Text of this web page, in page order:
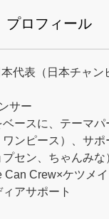
プロフィール
代表（日本チャン
サー
ースに、テーマ
ンピース）、サポ
セン、ちゃんみ
Crew×ケツメイ
アサポート